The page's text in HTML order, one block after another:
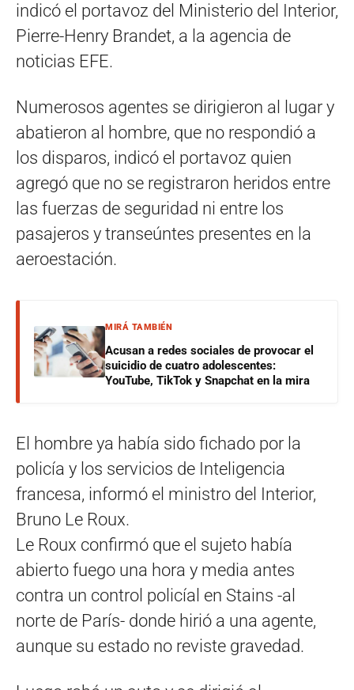
indicó el portavoz del Ministerio del Interior,
Pierre-Henry Brandet, a la agencia de
noticias EFE.
Numerosos agentes se dirigieron al lugar y
abatieron al hombre, que no respondió a
los disparos, indicó el portavoz quien
agregó que no se registraron heridos entre
las fuerzas de seguridad ni entre los
pasajeros y transeúntes presentes en la
aeroestación.
MIRÁ TAMBIÉN
Acusan a redes sociales de provocar el
suicidio de cuatro adolescentes:
YouTube, TikTok y Snapchat en la mira
El hombre ya había sido fichado por la
policía y los servicios de Inteligencia
francesa, informó el ministro del Interior,
Bruno Le Roux.
Le Roux confirmó que el sujeto había
abierto fuego una hora y media antes
contra un control policíal en Stains -al
norte de París- donde hirió a una agente,
aunque su estado no reviste gravedad.